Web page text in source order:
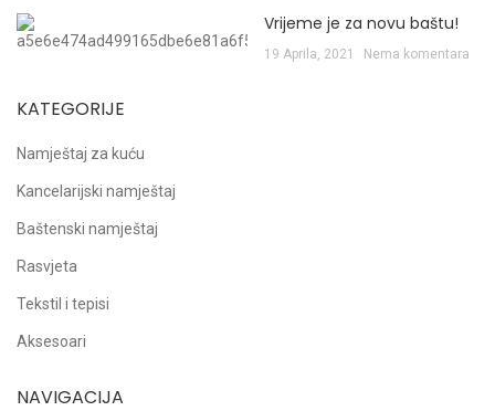
Vrijeme je za novu baštu!
19 Aprila, 2021 Nema komentara
KATEGORIJE
Namještaj za kuću
Kancelarijski namještaj
Baštenski namještaj
Rasvjeta
Tekstil i tepisi
Aksesoari
NAVIGACIJA